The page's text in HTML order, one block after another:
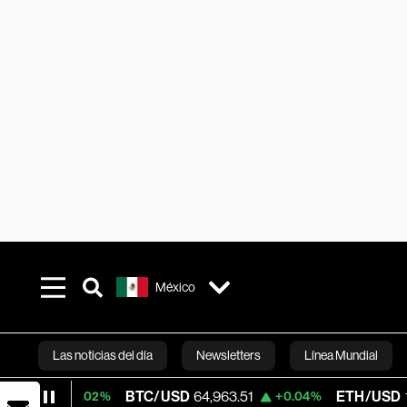
México
Las noticias del día Newsletters Línea Mundial
Bloomberg
BTC/USD 64,963.51 +0.04% ETH/USD 1,916.428